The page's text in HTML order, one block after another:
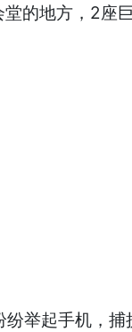
的地方，2座
举起手机，捕